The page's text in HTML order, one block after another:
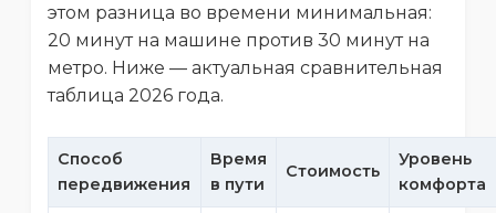
этом разница во времени минимальная:
20 минут на машине против 30 минут на
метро. Ниже — актуальная сравнительная
таблица 2026 года.
Способ
передвижения
Время
в пути
Стоимость
Уровень
комфорта